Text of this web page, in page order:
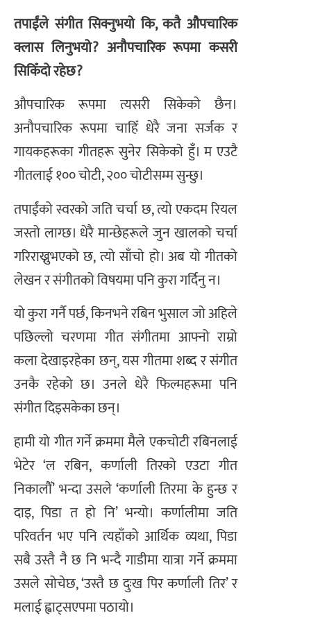
तपाईंले संगीत सिक्नुभयो कि, कतै औपचारिक
क्लास लिनुभयो? अनौपचारिक रूपमा कसरी
सिकिँदो रहेछ?
औपचारिक रूपमा त्यसरी सिकेको छैन।
अनौपचारिक रूपमा चाहिँ धेरै जना सर्जक र
गायकहरूका गीतहरू सुनेर सिकेको हुँ। म एउटै
गीतलाई १०० चोटी, २०० चोटीसम्म सुन्छु।
तपाईंको स्वरको जति चर्चा छ, त्यो एकदम रियल
जस्तो लाग्छ। धेरै मान्छेहरूले जुन खालको चर्चा
गरिराख्नुभएको छ, त्यो साँचो हो। अब यो गीतको
लेखन र संगीतको विषयमा पनि कुरा गर्दिनु न।
यो कुरा गर्नै पर्छ, किनभने रबिन भुसाल जो अहिले
पछिल्लो चरणमा गीत संगीतमा आफ्नो राम्रो
कला देखाइरहेका छन्, यस गीतमा शब्द र संगीत
उनकै रहेको छ। उनले धेरै फिल्महरूमा पनि
संगीत दिइसकेका छन्।
हामी यो गीत गर्ने क्रममा मैले एकचोटी रबिनलाई
भेटेर ‘ल रबिन, कर्णाली तिरको एउटा गीत
निकालौँ’ भन्दा उसले ‘कर्णाली तिरमा के हुन्छ र
दाइ, पिडा त हो नि’ भन्यो। कर्णालीमा जति
परिवर्तन भए पनि त्यहाँको आर्थिक व्यथा, पिडा
सबै उस्तै नै छ नि भन्दै गाडीमा यात्रा गर्ने क्रममा
उसले सोचेछ, ‘उस्तै छ दुःख पिर कर्णाली तिर’ र
मलाई ह्वाट्सएपमा पठायो।